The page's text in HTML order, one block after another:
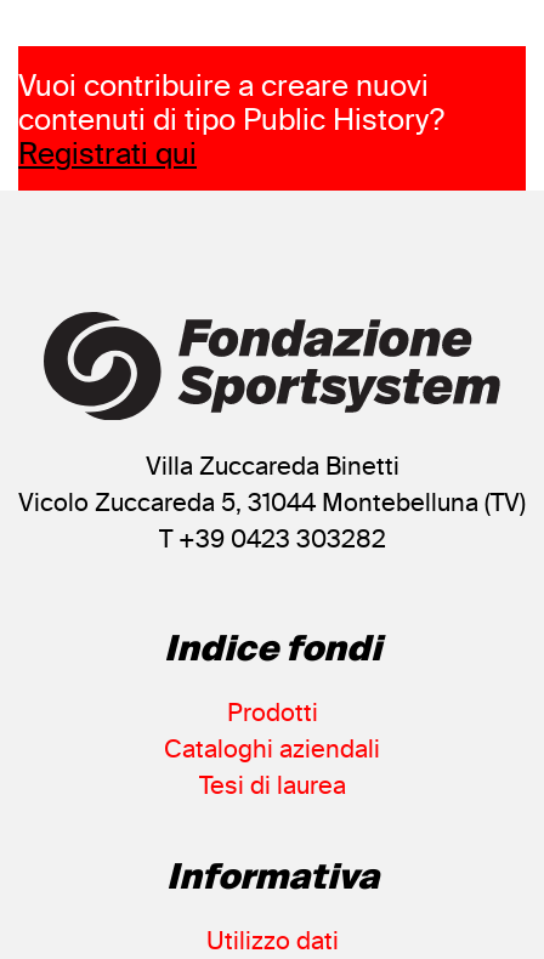
Vuoi contribuire a creare nuovi
contenuti di tipo Public History?
Registrati qui
Villa Zuccareda Binetti
Vicolo Zuccareda 5, 31044 Montebelluna (TV)
T +39 0423 303282
Indice fondi
Prodotti
Cataloghi aziendali
Tesi di laurea
Informativa
Utilizzo dati